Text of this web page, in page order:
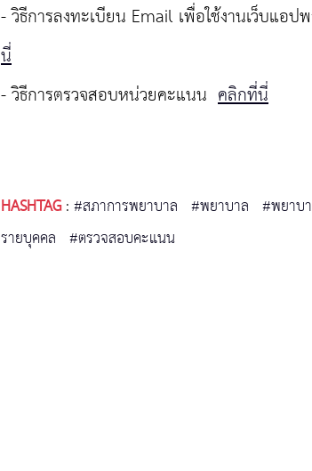
- วิธีการลงทะเบียน Email เพื่อใช้งานเว็บแอ
นี่
- วิธีการตรวจสอบหน่วยคะแนน คลิกที่นี่
HASHTAG:#สภาการพยาบาล #พยาบาล #พยาบ
รายบุคคล #ตรวจสอบคะแนน